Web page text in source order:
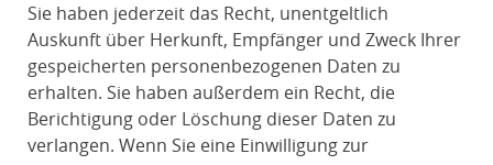
Sie haben jederzeit das Recht, unentgeltlich
Auskunft über Herkunft, Empfänger und Zweck Ihrer
gespeicherten personenbezogenen Daten zu
erhalten. Sie haben außerdem ein Recht, die
Berichtigung oder Löschung dieser Daten zu
verlangen. Wenn Sie eine Einwilligung zur